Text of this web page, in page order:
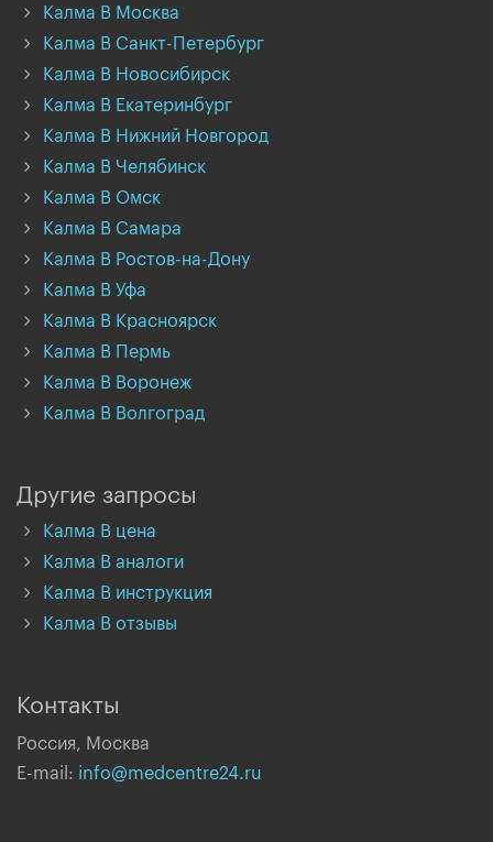
Калма В Москва
Калма В Санкт-Петербург
Калма В Новосибирск
Калма В Екатеринбург
Калма В Нижний Новгород
Калма В Челябинск
Калма В Омск
Калма В Самара
Калма В Ростов-на-Дону
Калма В Уфа
Калма В Красноярск
Калма В Пермь
Калма В Воронеж
Калма В Волгоград
Другие запросы
Калма В цена
Калма В аналоги
Калма В инструкция
Калма В отзывы
Контакты
Россия, Москва
E-mail: info@medcentre24.ru